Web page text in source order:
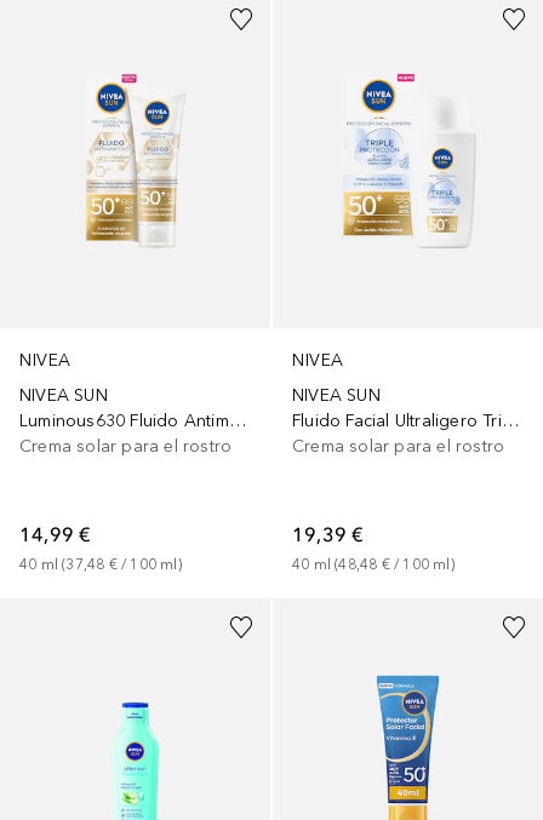
NIVEA
NIVEA SUN
Luminous630 Fluido Antimanchas Fp50+
Crema solar para el rostro
14,99 €
40 ml (37,48 € / 100 ml )
NIVEA
NIVEA SUN
Fluido Facial Ultraligero Triple Protección Fp50+
Crema solar para el rostro
19,39 €
40 ml (48,48 € / 100 ml )